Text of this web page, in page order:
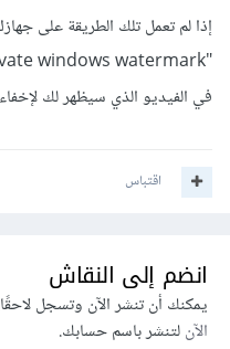
إذا لم تعمل تلك الطريقة على
في الفيديو الذي سيظهر لك لإخفاء
اقتباس
انضم إلى النقاش
يمكنك أن تنشر الآن وتسجل
الآنلتنشر باسم حسابك.